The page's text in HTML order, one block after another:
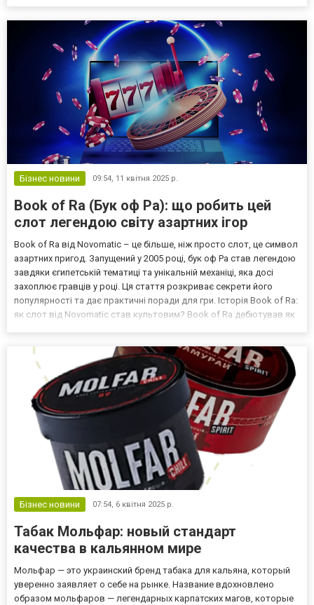
Бізнес новини 09:54, 11 квітня 2025 р.
Book of Ra (Бук оф Ра): що робить цей
слот легендою світу азартних ігор
Book of Ra від Novomatic – це більше, ніж просто слот, це символ
азартних пригод. Запущений у 2005 році, бук оф Ра став легендою
завдяки єгипетській тематиці та унікальній механіці, яка досі
захоплює гравців у році. Ця стаття розкриває секрети його
популярності та дає практичні поради для гри. Історія Book of Ra:
як слот від Novomatic став культовим? Book of Ra дебютував як
Бізнес новини 07:54, 6 квітня 2025 р.
Табак Мольфар: новый стандарт
качества в кальянном мире
Мольфар — это украинский бренд табака для кальяна, который
уверенно заявляет о себе на рынке. Название вдохновлено
образом мольфаров — легендарных карпатских магов, которые